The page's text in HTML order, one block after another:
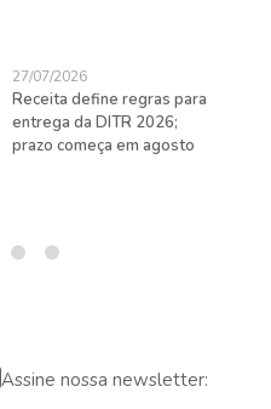
27/07/2026
Receita define regras para
entrega da DITR 2026;
prazo começa em agosto
Assine nossa newsletter: